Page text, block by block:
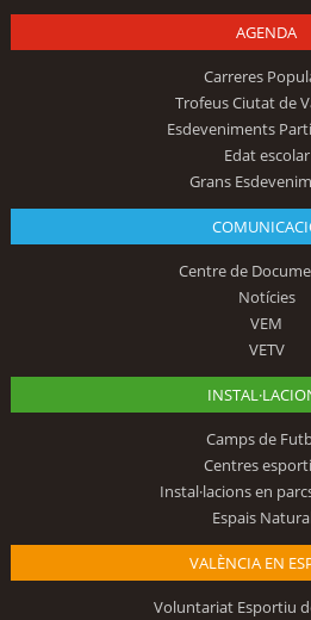
AGENDA
Carreres
Trofeus Ciutat de
Esdeveniments
Edat escolar
Grans
Centre de
Notícies
VEM
VETV
Camps de
Centres
Instal·lacions en
Espais
VALÈNCIA EN
Voluntariat Esportiu